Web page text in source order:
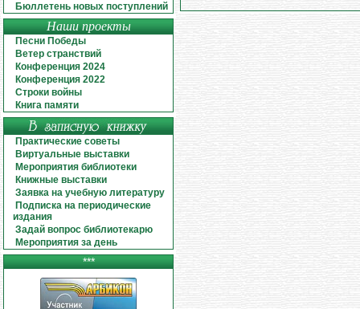
Бюллетень новых поступлений
Наши проекты
Песни Победы
Ветер странствий
Конференция 2024
Конференция 2022
Строки войны
Книга памяти
Практические советы
Виртуальные выставки
Мероприятия библиотеки
Книжные выставки
Заявка на учебную литературу
Подписка на периодические
издания
Задай вопрос библиотекарю
Мероприятия за день
***